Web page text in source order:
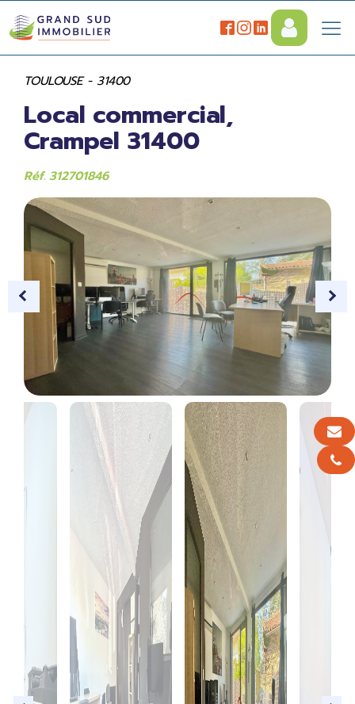
TOULOUSE - 31400
Local commercial,
Crampel 31400
Réf. 312701846